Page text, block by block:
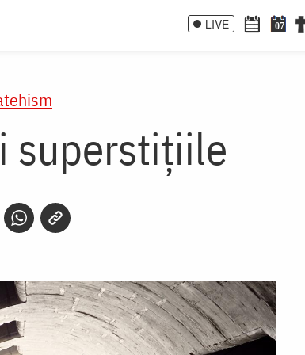
LIVE 07
superstiţiile